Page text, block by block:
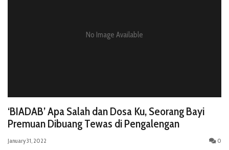
No Image Available
‘BIADAB’ Apa Salah dan Dosa Ku, Seorang Bayi
Premuan Dibuang Tewas di Pengalengan
January 31, 2022 0